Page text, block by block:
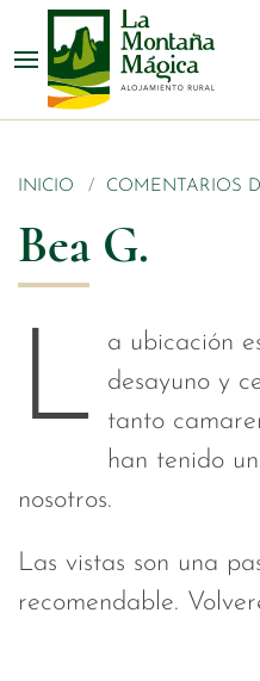
INICIO COMENTARIOS
Bea G.
L
a ubicación
desayuno y
tanto
han tenido
nosotros.
Las vistas son una
recomendable.